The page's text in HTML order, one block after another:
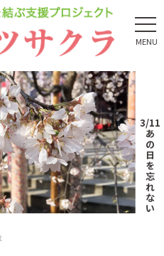
MENU
3/11
あ
の
日
を
忘
れ
な
い